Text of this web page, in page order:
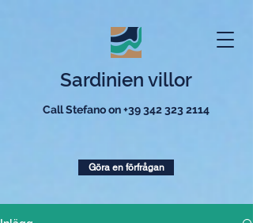
Sardinien villor
Call Stefano on+39 342 323 2114
Göra en förfrågan